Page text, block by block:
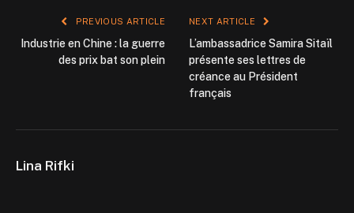
PREVIOUS ARTICLE
Industrie en Chine : la guerre
des prix bat son plein
NEXT ARTICLE
L’ambassadrice Samira Sitaïl
présente ses lettres de
créance au Président
français
Lina Rifki